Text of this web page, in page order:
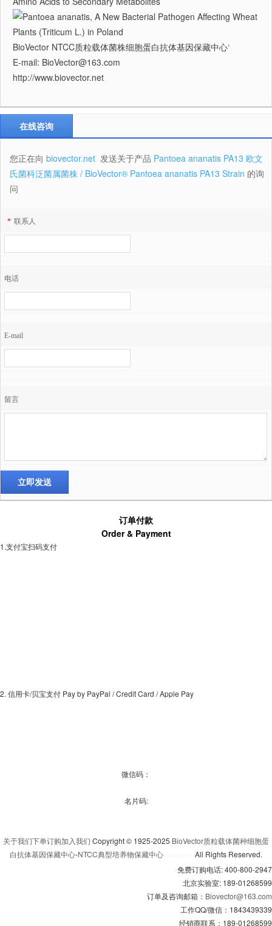
BioVector NTCC质粒载体菌株细胞蛋白抗体基因保藏中心‘
E-mail: BioVector@163.com
http://www.biovector.net
在线咨询
您正在向 biovector.net 发送关于产品 Pantoea ananatis PA13 欧文
氏菌科泛菌属菌株 / BioVector® Pantoea ananatis PA13 Strain 的询
问
* 联系人
电话
E-mail
留言
订单付款
Order & Payment
1.支付宝扫码支付
2. 信用卡/贝宝支付 Pay by PayPal / Credit Card / Apple Pay
微信码：
名片码:
关于我们下单订购加入我们 Copyright © 1925-2025 BioVector质粒载体菌种细胞蛋
白抗体基因保藏中心-NTCC典型培养物保藏中心
All Rights Reserved.
免费订购电话: 400-800-2947
北京实验室: 189-01268599
订单及咨询邮箱： Biovector@163.com
工作QQ/微信：1843439339
经销商联系：189-01268599